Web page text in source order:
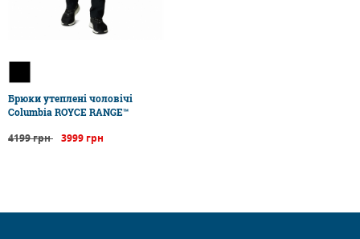
Брюки утеплені чоловічі
Columbia ROYCE RANGE™
4199 грн 3999 грн